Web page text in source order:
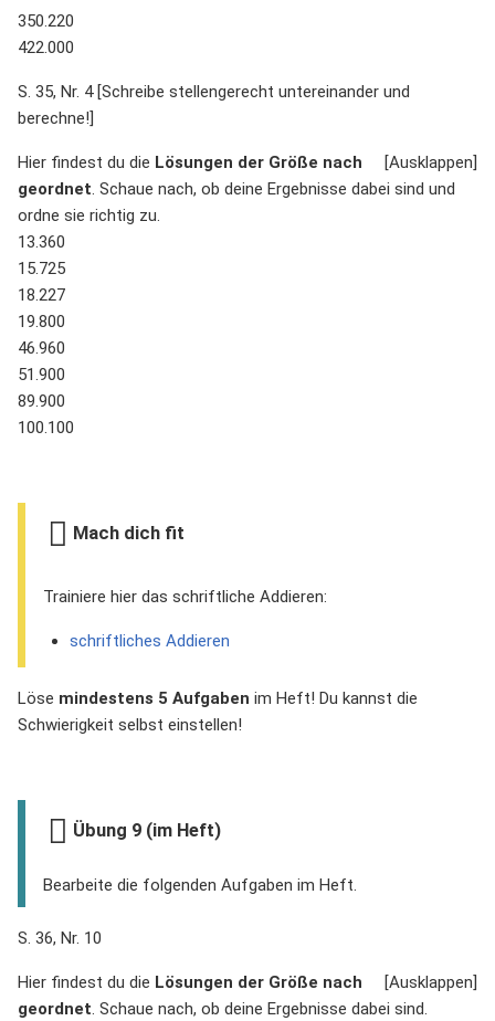
350.220
422.000
S. 35, Nr. 4 [Schreibe stellengerecht untereinander und
berechne!]
Hier findest du die Lösungen der Größe nach
geordnet. Schaue nach, ob deine Ergebnisse dabei sind und
ordne sie richtig zu.
13.360
15.725
18.227
19.800
46.960
51.900
89.900
100.100
Mach dich fit
Trainiere hier das schriftliche Addieren:
schriftliches Addieren
Löse mindestens 5 Aufgaben im Heft! Du kannst die
Schwierigkeit selbst einstellen!
Übung 9 (im Heft)
Bearbeite die folgenden Aufgaben im Heft.
S. 36, Nr. 10
Hier findest du die Lösungen der Größe nach
geordnet. Schaue nach, ob deine Ergebnisse dabei sind.